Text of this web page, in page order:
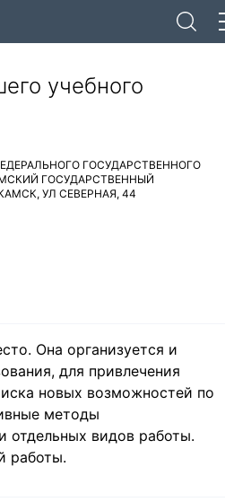
учебного
ГОСУДАРСТВЕННОГО
ГОСУДАРСТВЕННЫЙ
, УЛ СЕВЕРНАЯ, 44
Она организуется и
для привлечения
новых возможностей по
методы
отдельных видов работы.
работы.